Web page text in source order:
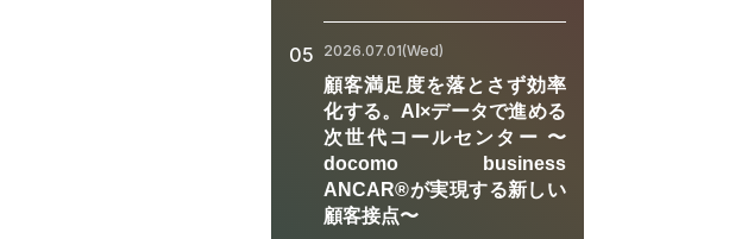
05 2026.07.01(Wed)
顧客満足度を落とさず効率
化する。AI×データで進める
次世代コールセンター 〜
docomo business
ANCAR®が実現する新しい
顧客接点〜